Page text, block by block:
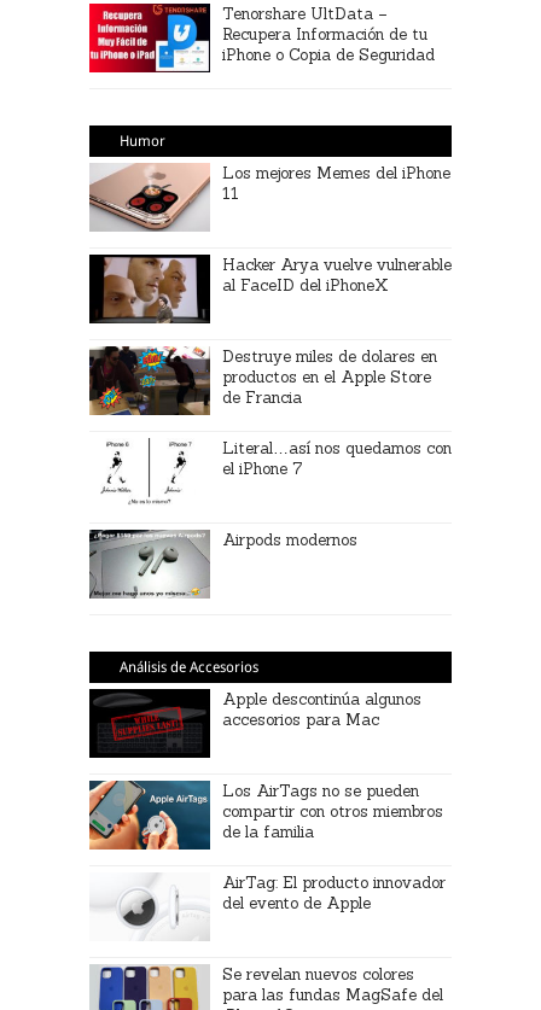
Tenorshare UltData –
Recupera Información de tu
iPhone o Copia de Seguridad
Humor
Los mejores Memes del iPhone
11
Hacker Arya vuelve vulnerable
al FaceID del iPhoneX
Destruye miles de dolares en
productos en el Apple Store
de Francia
Literal…así nos quedamos con
el iPhone 7
Airpods modernos
Análisis de Accesorios
Apple descontinúa algunos
accesorios para Mac
Los AirTags no se pueden
compartir con otros miembros
de la familia
AirTag: El producto innovador
del evento de Apple
Se revelan nuevos colores
para las fundas MagSafe del